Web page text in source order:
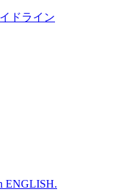
ドライン
ENGLISH.